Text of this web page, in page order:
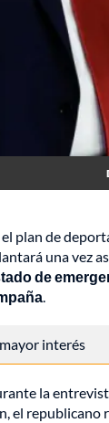
plan de
una vez
de
.
interés
la
el